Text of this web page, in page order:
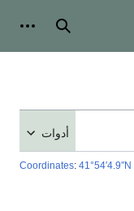
بحث
أدوات
Coordinates: 41°54′4.9″N